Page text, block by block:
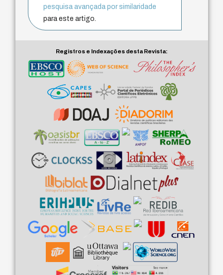
pesquisa avançada por similaridade
para este artigo.
Registros e Indexações desta Revista: